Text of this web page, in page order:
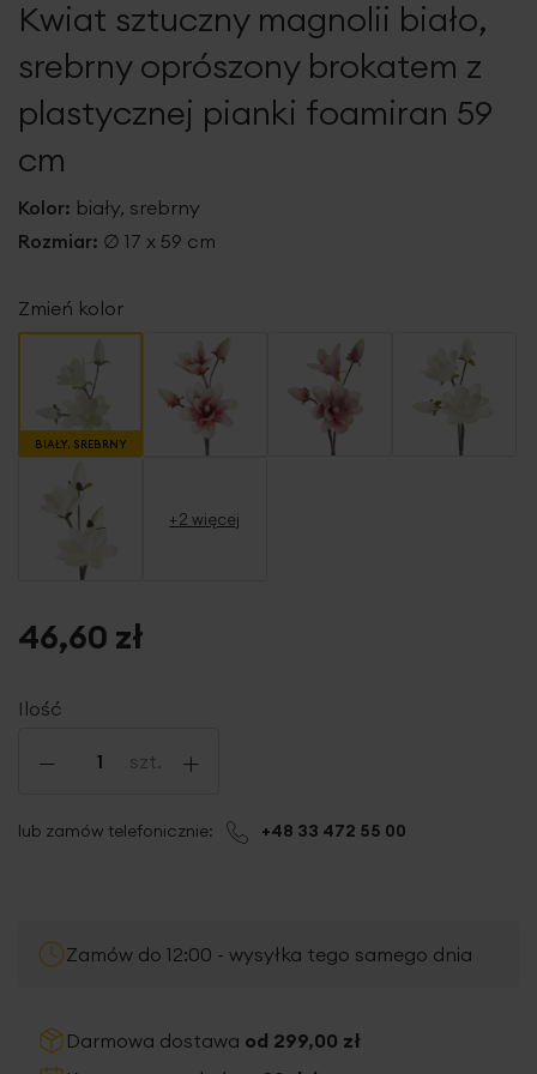
galeriiKwiat sztuczny magnolii biało,
srebrny oprószony brokatem z
plastycznej pianki foamiran 59
cm
Kolor: biały, srebrny
Rozmiar: ∅ 17 x 59 cm
Zmień kolor
BIAŁY, SREBRNY
+2 więcej
Ilość
- szt. +
46,60 zł
lub zamów telefonicznie: +48 33 472 55 00
Zamów do 12:00 - wysyłka tego samego dnia
Darmowa dostawa od 299,00 zł